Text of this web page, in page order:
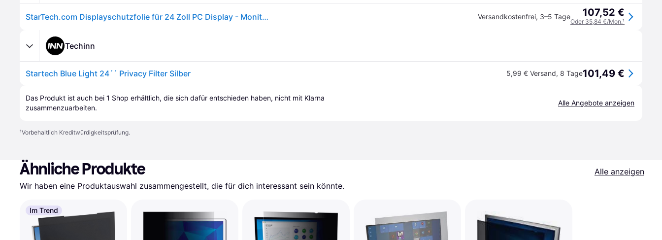
StarTech.com Displayschutzfolie für 24 Zoll PC Display - Monitor Blickschutzfolie - Bildschirmsichtschutz - Blau Licht Filter - 16:10 Breitbild - Matt/Hochglanz - +/-30 Grad (PRIVACY-SCREEN-24MB) Versandkostenfrei, 3–5 Tage 107,52 €
Oder 35,84 €/Mon.¹
Techinn
Startech Blue Light 24´´ Privacy Filter Silber 5,99 € Versand, 8 Tage101,49 €
Das Produkt ist auch bei 1 Shop erhältlich, die sich dafür entschieden haben, nicht mit Klarna
zusammenzuarbeiten.
Alle Angebote anzeigen
¹Vorbehaltlich Kreditwürdigkeitsprüfung.
Ähnliche Produkte
Alle anzeigen
Wir haben eine Produktauswahl zusammengestellt, die für dich interessant sein könnte.
Im Trend